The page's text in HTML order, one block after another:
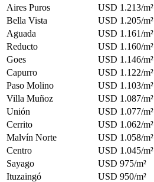
Aires Puros
USD 1.213/m²
Bella Vista
USD 1.205/m²
Aguada
USD 1.161/m²
Reducto
USD 1.160/m²
Goes
USD 1.146/m²
Capurro
USD 1.122/m²
Paso Molino
USD 1.103/m²
Villa Muñoz
USD 1.087/m²
Unión
USD 1.077/m²
Cerrito
USD 1.062/m²
Malvín Norte
USD 1.058/m²
Centro
USD 1.045/m²
Sayago
USD 975/m²
Ituzaingó
USD 950/m²